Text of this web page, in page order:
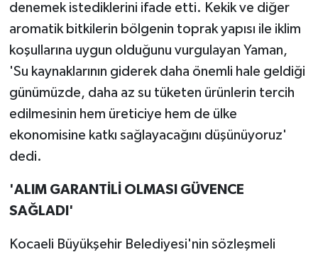
denemek istediklerini ifade etti. Kekik ve diğer
aromatik bitkilerin bölgenin toprak yapısı ile iklim
koşullarına uygun olduğunu vurgulayan Yaman,
'Su kaynaklarının giderek daha önemli hale geldiği
günümüzde, daha az su tüketen ürünlerin tercih
edilmesinin hem üreticiye hem de ülke
ekonomisine katkı sağlayacağını düşünüyoruz'
dedi.
'ALIM GARANTİLİ OLMASI GÜVENCE
SAĞLADI'
Kocaeli Büyükşehir Belediyesi'nin sözleşmeli